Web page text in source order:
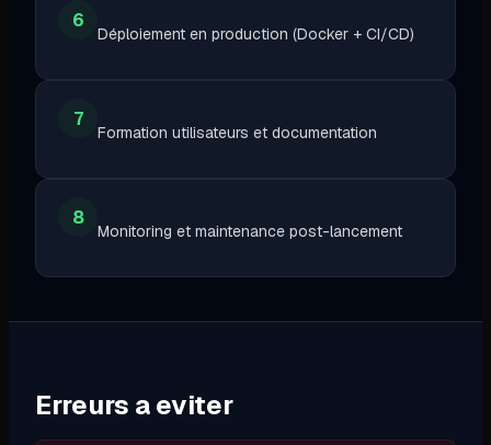
6
Déploiement en production (Docker + CI/CD)
7
Formation utilisateurs et documentation
8
Monitoring et maintenance post-lancement
Erreurs a eviter